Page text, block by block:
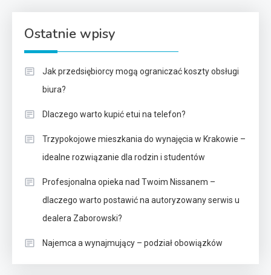
Ostatnie wpisy
Jak przedsiębiorcy mogą ograniczać koszty obsługi
biura?
Dlaczego warto kupić etui na telefon?
Trzypokojowe mieszkania do wynajęcia w Krakowie –
idealne rozwiązanie dla rodzin i studentów
Profesjonalna opieka nad Twoim Nissanem –
dlaczego warto postawić na autoryzowany serwis u
dealera Zaborowski?
Najemca a wynajmujący – podział obowiązków